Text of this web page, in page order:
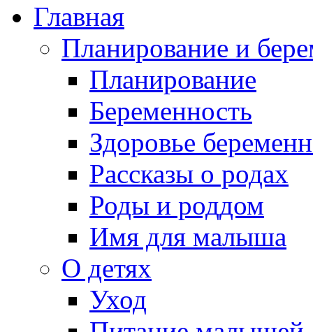
Главная
Планирование и
Планирование
Беременность
Здоровье
Рассказы о родах
Роды и роддом
Имя для малыша
О детях
Уход